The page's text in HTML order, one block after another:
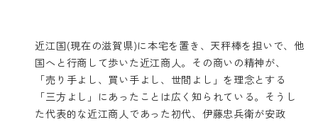
近江国(現在の滋賀県)に本宅を置き、天秤棒を担いで、他
国へと行商して歩いた近江商人。その商いの精神が、
「売り手よし、買い手よし、世間よし」を理念とする
「三方よし」にあったことは広く知られている。そうし
た代表的な近江商人であった初代、伊藤忠兵衛が安政